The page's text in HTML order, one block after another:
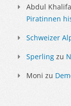
Abdul
Piratinnen
Schweizer
Sperling zu
Moni zu